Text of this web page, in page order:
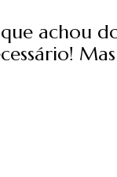
achou